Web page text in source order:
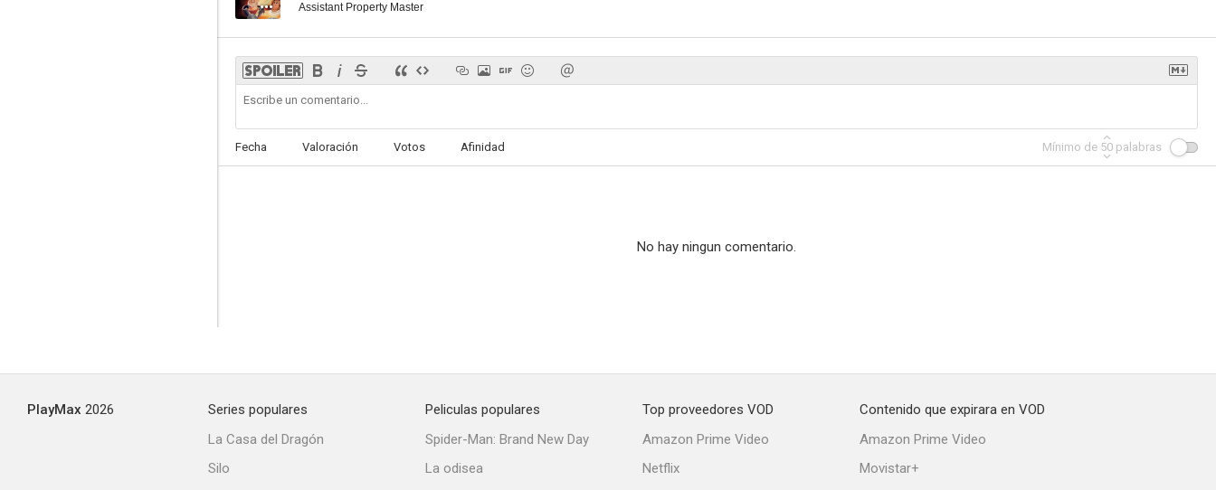
Assistant Property Master
Fecha Valoración Votos Afinidad Mínimo de 50 palabras
No hay ningun comentario.
PlayMax 2026
Series populares
La Casa del Dragón
Silo
Peliculas populares
Spider-Man: Brand New Day
La odisea
Top proveedores VOD
Amazon Prime Video
Netflix
Contenido que expirara en VOD
Amazon Prime Video
Movistar+